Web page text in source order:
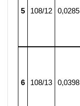
5 108/12 0,0285
6 108/13 0,0398